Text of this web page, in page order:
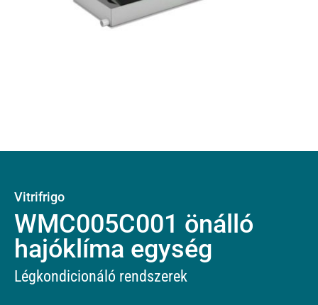
Vitrifrigo
WMC005C001 önálló
hajóklíma egység
Légkondicionáló rendszerek